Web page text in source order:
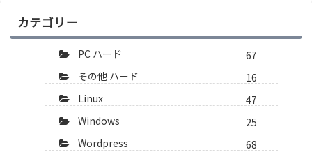
カテゴリー
PC ハード
67
その他 ハード
16
Linux
47
Windows
25
Wordpress
68